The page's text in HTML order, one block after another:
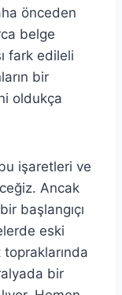
önceden
belge
fark edileli
bir
oldukça
işaretleri ve
Ancak
başlangıçı
eski
bir